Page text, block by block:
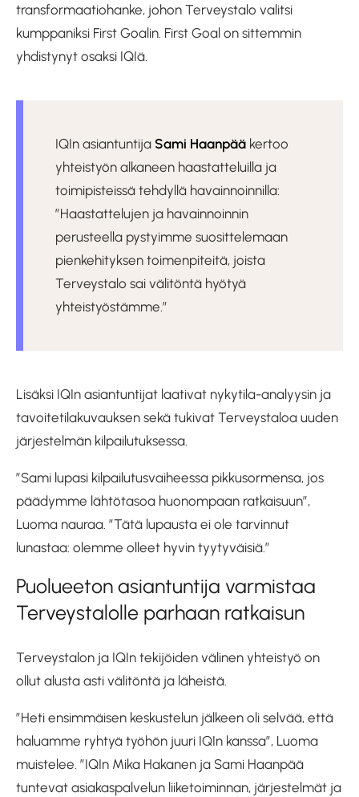
transformaatiohanke, johon Terveystalo valitsi
kumppaniksi First Goalin. First Goal on sittemmin
yhdistynyt osaksi IQIä.
IQIn asiantuntija Sami Haanpää kertoo
yhteistyön alkaneen haastatteluilla ja
toimipisteissä tehdyllä havainnoinnilla:
”Haastattelujen ja havainnoinnin
perusteella pystyimme suosittelemaan
pienkehityksen toimenpiteitä, joista
Terveystalo sai välitöntä hyötyä
yhteistyöstämme.”
Lisäksi IQIn asiantuntijat laativat nykytila-analyysin ja
tavoitetilakuvauksen sekä tukivat Terveystaloa uuden
järjestelmän kilpailutuksessa.
”Sami lupasi kilpailutusvaiheessa pikkusormensa, jos
päädymme lähtötasoa huonompaan ratkaisuun”,
Luoma nauraa. ”Tätä lupausta ei ole tarvinnut
lunastaa: olemme olleet hyvin tyytyväisiä.”
Puolueeton asiantuntija varmistaa
Terveystalolle parhaan ratkaisun
Terveystalon ja IQIn tekijöiden välinen yhteistyö on
ollut alusta asti välitöntä ja läheistä.
”Heti ensimmäisen keskustelun jälkeen oli selvää, että
haluamme ryhtyä työhön juuri IQIn kanssa”, Luoma
muistelee. ”IQIn Mika Hakanen ja Sami Haanpää
tuntevat asiakaspalvelun liiketoiminnan, järjestelmät ja